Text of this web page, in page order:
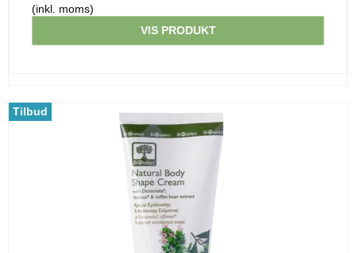
(inkl. moms)
VIS PRODUKT
Tilbud